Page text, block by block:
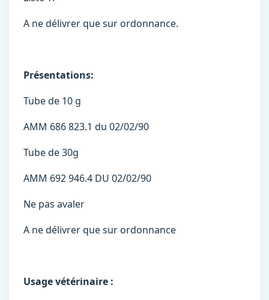
A ne délivrer que sur ordonnance.
Présentations:
Tube de 10 g
AMM 686 823.1 du 02/02/90
Tube de 30g
AMM 692 946.4 DU 02/02/90
Ne pas avaler
A ne délivrer que sur ordonnance
Usage vétérinaire :